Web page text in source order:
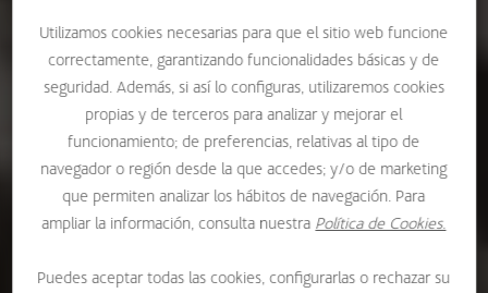
Utilizamos cookies necesarias para que el sitio web funcione
correctamente, garantizando funcionalidades básicas y de
seguridad. Además, si así lo configuras, utilizaremos cookies
propias y de terceros para analizar y mejorar el
funcionamiento; de preferencias, relativas al tipo de
navegador o región desde la que accedes; y/o de marketing
que permiten analizar los hábitos de navegación. Para
ampliar la información, consulta nuestra Política de Cookies.
Puedes aceptar todas las cookies, configurarlas o rechazar su